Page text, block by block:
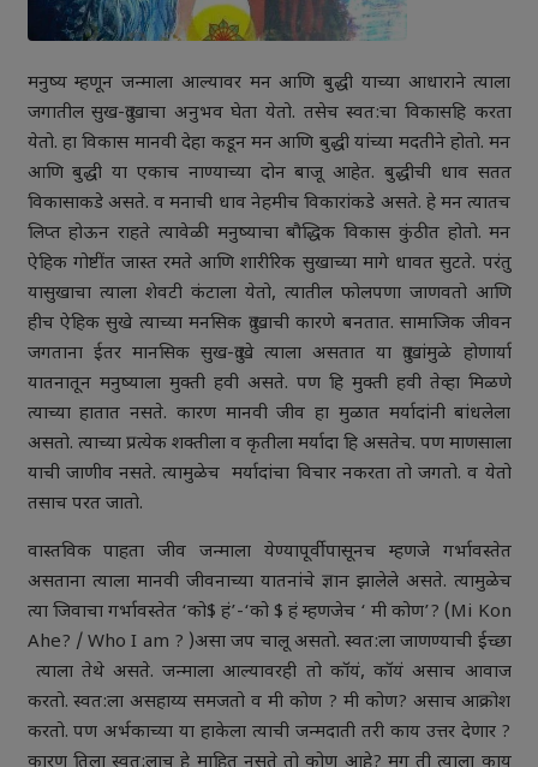
मनुष्य म्हणून जन्माला आल्यावर मन आणि बुद्धी याच्या आधाराने त्याला
जगातील सुख-दु:खाचा अनुभव घेता येतो. तसेच स्वत:चा विकासहि करता
येतो. हा विकास मानवी देहा कडून मन आणि बुद्धी यांच्या मदतीने होतो. मन
आणि बुद्धी या एकाच नाण्याच्या दोन बाजू आहेत. बुद्धीची धाव सतत
विकासाकडे असते. व मनाची धाव नेहमीच विकारांकडे असते. हे मन त्यातच
लिप्त होऊन राहते त्यावेळी मनुष्याचा बौद्धिक विकास कुंठीत होतो. मन
ऐहिक गोष्टींत जास्त रमते आणि शारीरिक सुखाच्या मागे धावत सुटते. परंतु
यासुखाचा त्याला शेवटी कंटाला येतो, त्यातील फोलपणा जाणवतो आणि
हीच ऐहिक सुखे त्याच्या मनसिक दु:खाची कारणे बनतात. सामाजिक जीवन
जगताना ईतर मानसिक सुख-दु:खे त्याला असतात या दु:खांमुळे होणार्या
यातनातून मनुष्याला मुक्ती हवी असते. पण हि मुक्ती हवी तेव्हा मिळणे
त्याच्या हातात नसते. कारण मानवी जीव हा मुळात मर्यादांनी बांधलेला
असतो. त्याच्या प्रत्येक शक्तीला व कृतीला मर्यादा हि असतेच. पण माणसाला
याची जाणीव नसते. त्यामुळेच मर्यादांचा विचार नकरता तो जगतो. व येतो
तसाच परत जातो.
वास्तविक पाहता जीव जन्माला येण्यापूर्वीपासूनच म्हणजे गर्भावस्तेत
असताना त्याला मानवी जीवनाच्या यातनांचे ज्ञान झालेले असते. त्यामुळेच
त्या जिवाचा गर्भावस्तेत ‘को$ हं’-‘को $ हं म्हणजेच ‘ मी कोण’? (Mi Kon
Ahe? / Who I am ? )असा जप चालू असतो. स्वत:ला जाणण्याची ईच्छा
त्याला तेथे असते. जन्माला आल्यावरही तो कॉयं, कॉयं असाच आवाज
करतो. स्वत:ला असहाय्य समजतो व मी कोण ? मी कोण? असाच आक्रोश
करतो. पण अर्भकाच्या या हाकेला त्याची जन्मदाती तरी काय उत्तर देणार ?
कारण तिला स्वत:लाच हे माहित नसते तो कोण आहे? मग ती त्याला काय